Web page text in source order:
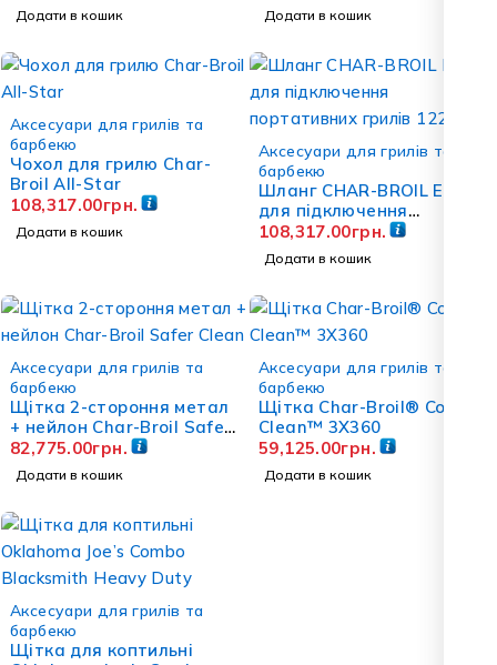
Додати в кошик Додати в кошик
Аксесуари для грилів та
барбекю
Чохол для грилю Char-
Broil All-Star
108,317.00грн.
Додати в кошик
Аксесуари для грилів та
барбекю
Шланг CHAR-BROIL EN
для підключення
портативних грилів 122
см
108,317.00грн.
Додати в кошик
Аксесуари для грилів та
барбекю
Щітка 2-стороння метал
+ нейлон Char-Broil Safer
Clean
82,775.00грн.
Додати в кошик
Аксесуари для грилів та
барбекю
Щітка Char-Broil® Cool-
Clean™ 3X360
59,125.00грн.
Додати в кошик
Аксесуари для грилів та
барбекю
Щітка для коптильні